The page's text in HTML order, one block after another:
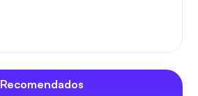
Recomendados